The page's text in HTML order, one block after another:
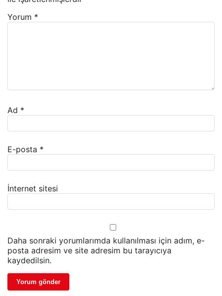
Yorum *
Ad *
E-posta *
İnternet sitesi
Daha sonraki yorumlarımda kullanılması için adım, e-
posta adresim ve site adresim bu tarayıcıya
kaydedilsin.